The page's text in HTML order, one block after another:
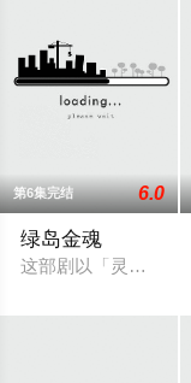
第6集完结 6.0
绿岛金魂
这部剧以「灵异喜剧